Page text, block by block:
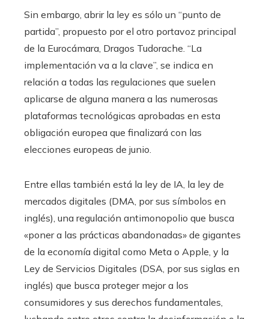
Sin embargo, abrir la ley es sólo un “punto de
partida”, propuesto por el otro portavoz principal
de la Eurocámara, Dragos Tudorache. “La
implementación va a la clave”, se indica en
relación a todas las regulaciones que suelen
aplicarse de alguna manera a las numerosas
plataformas tecnológicas aprobadas en esta
obligación europea que finalizará con las
elecciones europeas de junio.
Entre ellas también está la ley de IA, la ley de
mercados digitales (DMA, por sus símbolos en
inglés), una regulación antimonopolio que busca
«poner a las prácticas abandonadas» de gigantes
de la economía digital como Meta o Apple, y la
Ley de Servicios Digitales (DSA, por sus siglas en
inglés) que busca proteger mejor a los
consumidores y sus derechos fundamentales,